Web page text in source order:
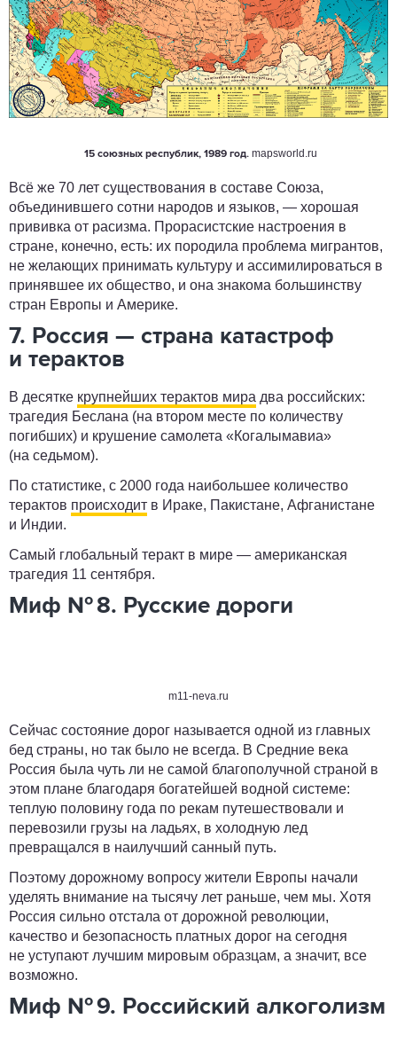
15 союзных республик, 1989 год.mapsworld.ru
Всё же 70 лет существования в составе Союза,
объединившего сотни народов и языков, — хорошая
прививка от расизма. Прорасистские настроения в
стране, конечно, есть: их породила проблема мигрантов,
не желающих принимать культуру и ассимилироваться в
принявшее их общество, и она знакома большинству
стран Европы и Америке.
7. Россия — страна катастроф
и терактов
В десятке крупнейших терактов мира два российских:
трагедия Беслана (на втором месте по количеству
погибших) и крушение самолета «Когалымавиа»
(на седьмом).
По статистике, с 2000 года наибольшее количество
терактов происходит в Ираке, Пакистане, Афганистане
и Индии.
Самый глобальный теракт в мире — американская
трагедия 11 сентября.
Миф № 8. Русские дороги
m11-neva.ru
Сейчас состояние дорог называется одной из главных
бед страны, но так было не всегда. В Средние века
Россия была чуть ли не самой благополучной страной в
этом плане благодаря богатейшей водной системе:
теплую половину года по рекам путешествовали и
перевозили грузы на ладьях, в холодную лед
превращался в наилучший санный путь.
Поэтому дорожному вопросу жители Европы начали
уделять внимание на тысячу лет раньше, чем мы. Хотя
Россия сильно отстала от дорожной революции,
качество и безопасность платных дорог на сегодня
не уступают лучшим мировым образцам, а значит, все
возможно.
Миф № 9. Российский алкоголизм